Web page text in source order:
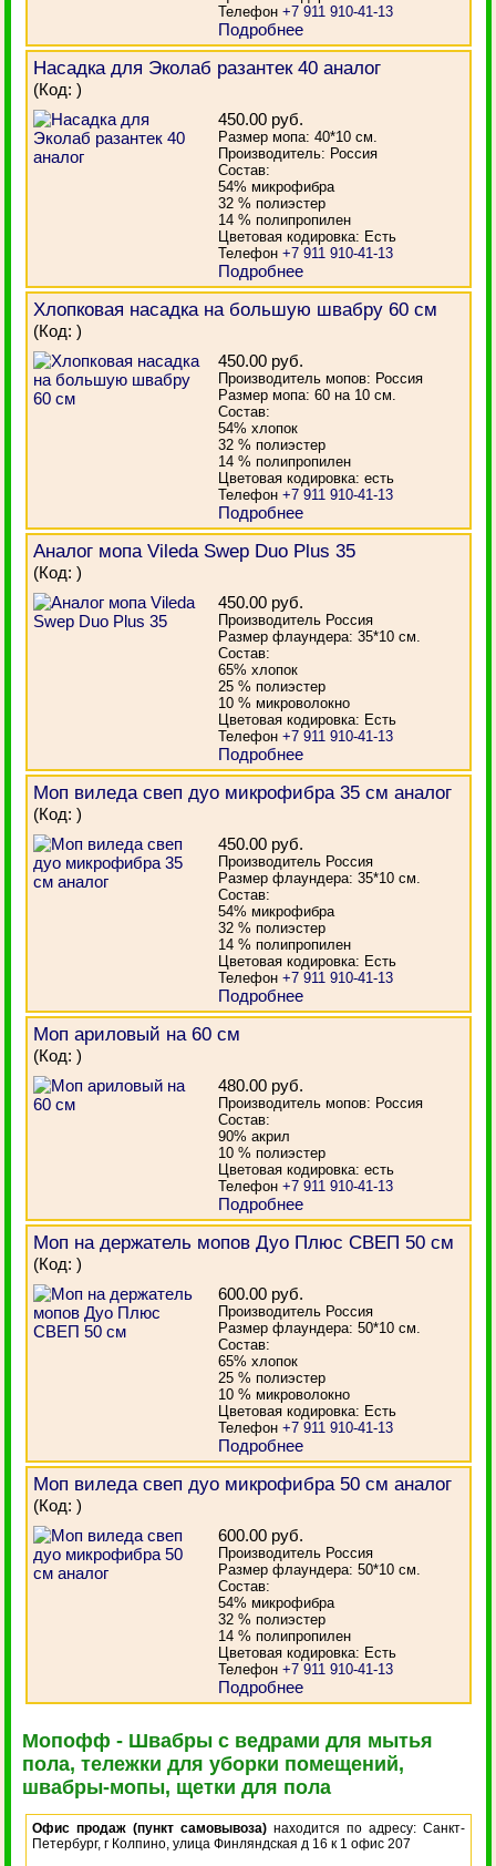
Телефон+7 911 910-41-13
Подробнее
Насадка для Эколаб разантек 40 аналог
(Код:)
450.00 руб.
Размер мопа: 40*10 см.
Производитель: Россия
Состав:
54% микрофибра
32 % полиэстер
14 % полипропилен
Цветовая кодировка: Есть
Телефон+7 911 910-41-13
Подробнее
Хлопковая насадка на большую швабру 60 см
(Код:)
450.00 руб.
Производитель мопов: Россия
Размер мопа: 60 на 10 см.
Состав:
54% хлопок
32 % полиэстер
14 % полипропилен
Цветовая кодировка: есть
Телефон+7 911 910-41-13
Подробнее
Аналог мопа Vileda Swep Duo Plus 35
(Код:)
450.00 руб.
Производитель Россия
Размер флаундера: 35*10 см.
Состав:
65% хлопок
25 % полиэстер
10 % микроволокно
Цветовая кодировка: Есть
Телефон+7 911 910-41-13
Подробнее
Моп виледа свеп дуо микрофибра 35 см аналог
(Код:)
450.00 руб.
Производитель Россия
Размер флаундера: 35*10 см.
Состав:
54% микрофибра
32 % полиэстер
14 % полипропилен
Цветовая кодировка: Есть
Телефон+7 911 910-41-13
Подробнее
Моп ариловый на 60 см
(Код:)
480.00 руб.
Производитель мопов: Россия
Состав:
90% акрил
10 % полиэстер
Цветовая кодировка: есть
Телефон+7 911 910-41-13
Подробнее
Моп на держатель мопов Дуо Плюс СВЕП 50 см
(Код:)
600.00 руб.
Производитель Россия
Размер флаундера: 50*10 см.
Состав:
65% хлопок
25 % полиэстер
10 % микроволокно
Цветовая кодировка: Есть
Телефон+7 911 910-41-13
Подробнее
Моп виледа свеп дуо микрофибра 50 см аналог
(Код:)
600.00 руб.
Производитель Россия
Размер флаундера: 50*10 см.
Состав:
54% микрофибра
32 % полиэстер
14 % полипропилен
Цветовая кодировка: Есть
Телефон+7 911 910-41-13
Подробнее
Мопофф - Швабры с ведрами для мытья
пола, тележки для уборки помещений,
швабры-мопы, щетки для пола
Офис продаж (пункт самовывоза) находится по адресу: Санкт-
Петербург, г Колпино, улица Финляндская д 16 к 1 офис 207